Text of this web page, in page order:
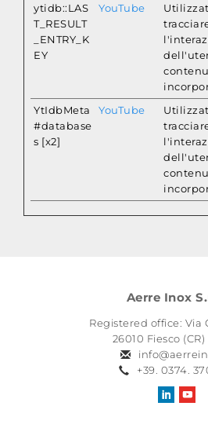
ytidb::LAS
T_RESULT
_ENTRY_K
EY
YouTube
YtIdbMeta
#database
s [x2]
YouTube
Aerre Inox
Registered office: Via
26010 Fiesco
+39. 0374.